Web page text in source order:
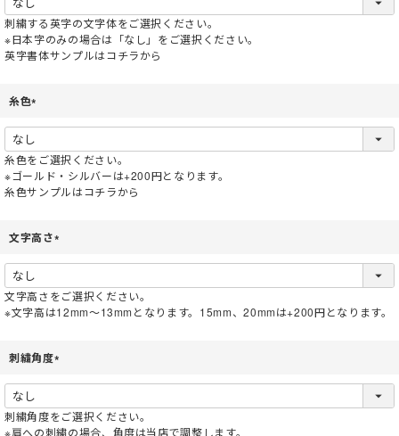
須
)
刺繍する英字の文字体をご選択ください。
※日本字のみの場合は「なし」をご選択ください。
英字書体サンプルはコチラから
糸色
須
)
糸色をご選択ください。
※ゴールド・シルバーは+200円となります。
糸色サンプルはコチラから
文字高さ
須
)
文字高さをご選択ください。
※文字高は12mm～13mmとなります。15mm、20mmは+200円となります。
刺繍角度
須
)
刺繍角度をご選択ください。
※肩への刺繍の場合、角度は当店で調整します。